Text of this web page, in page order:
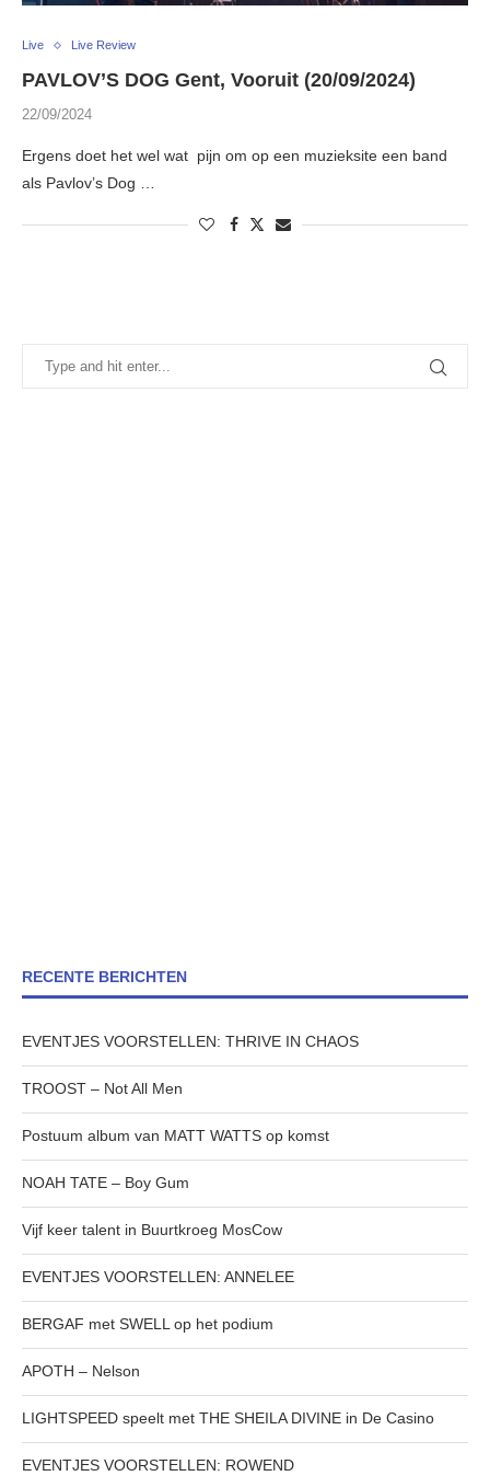
Live Live Review
PAVLOV’S DOG Gent, Vooruit (20/09/2024)
22/09/2024
Ergens doet het wel wat pijn om op een muzieksite een band
als Pavlov’s Dog …
RECENTE BERICHTEN
EVENTJES VOORSTELLEN: THRIVE IN CHAOS
TROOST – Not All Men
Postuum album van MATT WATTS op komst
NOAH TATE – Boy Gum
Vijf keer talent in Buurtkroeg MosCow
EVENTJES VOORSTELLEN: ANNELEE
BERGAF met SWELL op het podium
APOTH – Nelson
LIGHTSPEED speelt met THE SHEILA DIVINE in De Casino
EVENTJES VOORSTELLEN: ROWEND